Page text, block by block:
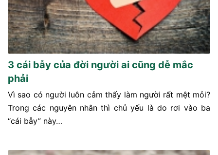
3 cái bẫy của đời người ai cũng dễ mắc
phải
Vì sao có người luôn cảm thấy làm người rất mệt mỏi?
Trong các nguyên nhân thì chủ yếu là do rơi vào ba
“cái bẫy” này…